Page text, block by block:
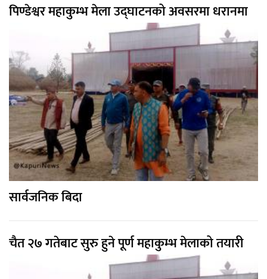
पिण्डेश्वर महाकुम्भ मेला उद्घाटनको अवसरमा धरानमा
सार्वजनिक बिदा
चैत २७ गतेबाट सुरु हुने पूर्ण महाकुम्भ मेलाको तयारी